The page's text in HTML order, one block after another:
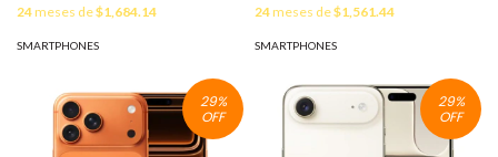
24meses de$1,684.14
SMARTPHONES
24meses de$1,561.44
SMARTPHONES
29%
OFF
29%
OFF